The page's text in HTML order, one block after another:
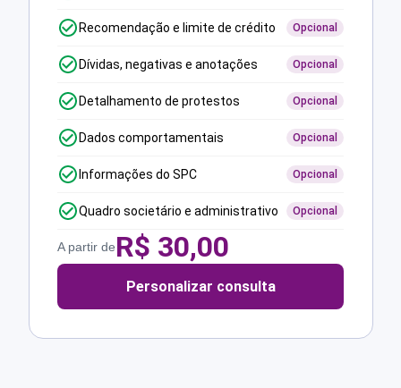
Recomendação e limite de crédito Opcional
Dívidas, negativas e anotações Opcional
Detalhamento de protestos Opcional
Dados comportamentais Opcional
Informações do SPC Opcional
Quadro societário e administrativo Opcional
A partir deR$ 30,00
Personalizar consulta